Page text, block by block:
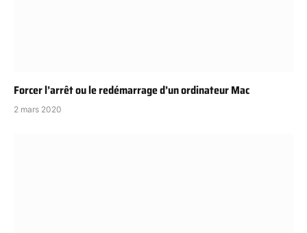
Forcer l’arrêt ou le redémarrage d’un ordinateur Mac
2 mars 2020